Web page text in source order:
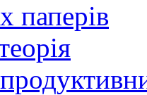
паперів